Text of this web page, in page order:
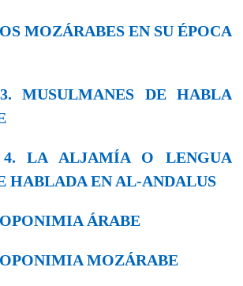
MOZÁRABES EN SU ÉPOCA
MUSULMANES DE HABLA
4. LA ALJAMÍA O LENGUA
HABLADA EN AL-ANDALUS
ÁRABE
MOZÁRABE